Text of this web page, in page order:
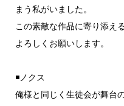
まう私がいました。
この素敵な作品に寄り添え
よろしくお願いします。
◾️ノクス
俺様と同じく生徒会が舞台